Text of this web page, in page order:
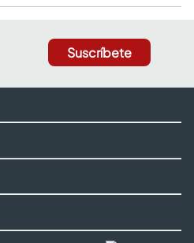
Suscríbete